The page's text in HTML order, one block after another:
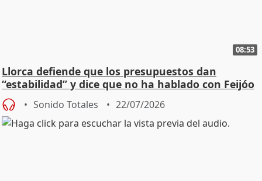
08:53
Llorca defiende que los presupuestos dan
“estabilidad” y dice que no ha hablado con Feijóo
Sonido Totales 22/07/2026